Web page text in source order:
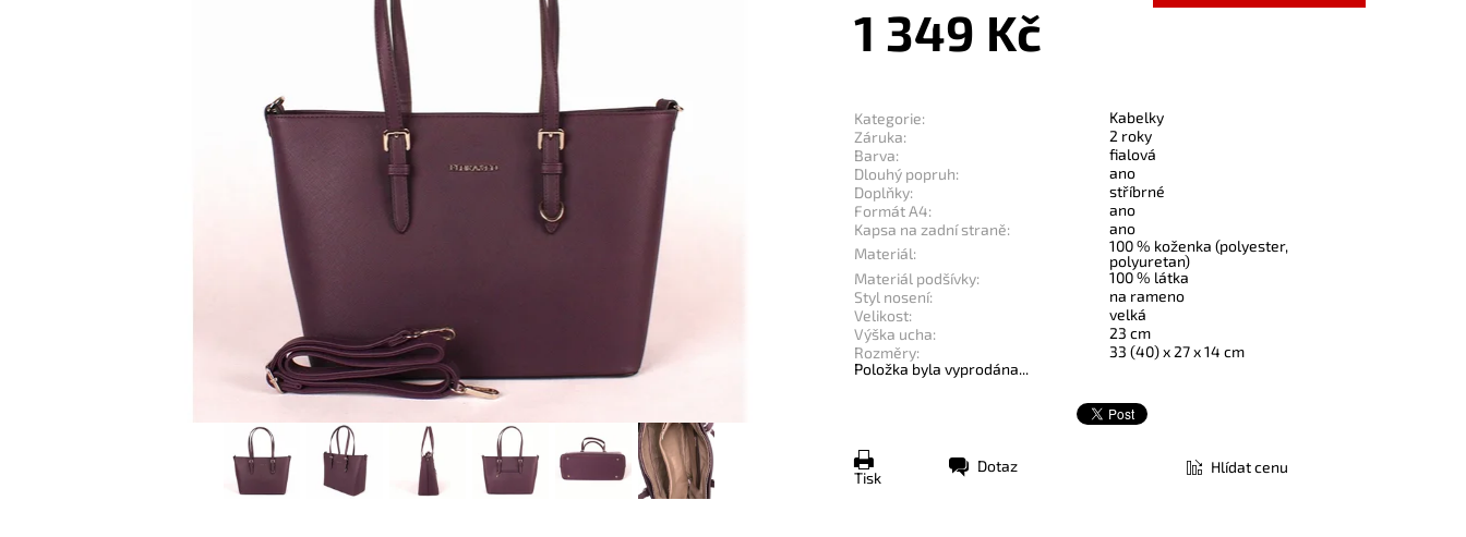
1 349 Kč
Kategorie:
Kabelky
Záruka:
2 roky
Barva:
fialová
Dlouhý popruh:
ano
Doplňky:
stříbrné
Formát A4:
ano
Kapsa na zadní straně:
ano
Materiál:
100 % koženka (polyester,
polyuretan)
Materiál podšívky:
100 % látka
Styl nosení:
na rameno
Velikost:
velká
Výška ucha:
23 cm
Rozměry:
33 (40) x 27 x 14 cm
Položka byla vyprodána...
Tisk
Dotaz Hlídat cenu